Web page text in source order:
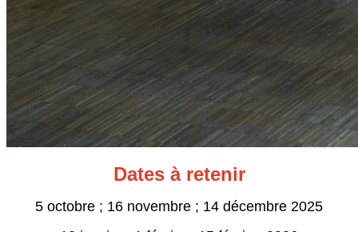
Dates à retenir
5 octobre ; 16 novembre ; 14 décembre 2025